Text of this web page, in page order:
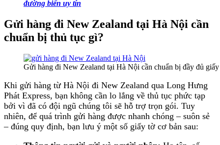
đường biển uy tín
Gửi hàng đi New Zealand tại Hà Nội cần
chuẩn bị thủ tục gì?
Gửi hàng đi New Zealand tại Hà Nội cần chuẩn bị đầy đủ
Khi gửi hàng từ Hà Nội đi New Zealand qua Long Hưng
Phát Express, bạn không cần lo lắng về thủ tục phức tạp
bởi vì đã có đội ngũ chúng tôi sẽ hỗ trợ trọn gói. Tuy
nhiên, để quá trình gửi hàng được nhanh chóng – suôn sẻ
– đúng quy định, bạn lưu ý một số giấy tờ cơ bản sau: